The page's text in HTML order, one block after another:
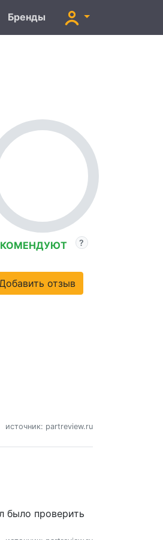
Бренды
отзыв
источник: partreview.ru
было проверить